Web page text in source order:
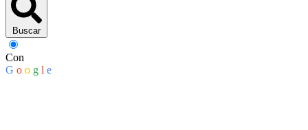
Buscar
Con
G o o g l e